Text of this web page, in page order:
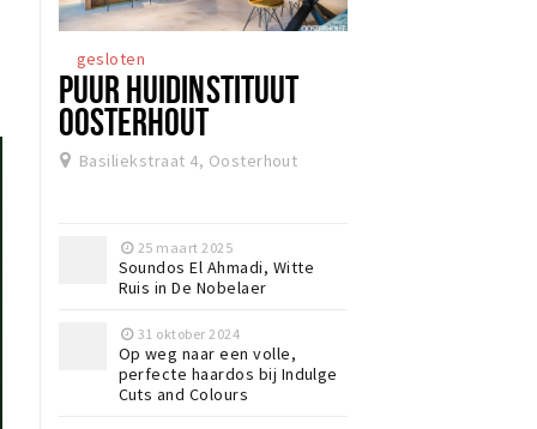
gesloten
PUUR HUIDINSTITUUT
OOSTERHOUT
Basiliekstraat 4, Oosterhout
25 maart 2025
Soundos El Ahmadi, Witte
Ruis in De Nobelaer
31 oktober 2024
Op weg naar een volle,
perfecte haardos bij Indulge
Cuts and Colours